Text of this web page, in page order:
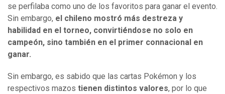
se perfilaba como uno de los favoritos para ganar el evento.
Sin embargo, el chileno mostró más destreza y
habilidad en el torneo, convirtiéndose no solo en
campeón, sino también en el primer connacional en
ganar.
Sin embargo, es sabido que las cartas Pokémon y los
respectivos mazos tienen distintos valores, por lo que